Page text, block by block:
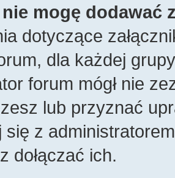
mogę dodawać
dotyczące
dla każdej
forum mógł nie
lub przyznać
się z
dołączać ich.